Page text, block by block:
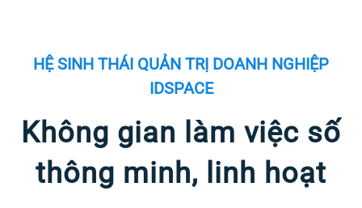
HỆ SINH THÁI QUẢN TRỊ DOANH NGHIỆP
IDSPACE
Không gian làm việc số
thông minh, linh hoạt